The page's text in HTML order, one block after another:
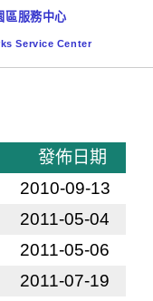
區服務中心
Service Center
發佈日期
2010-09-13
2011-05-04
2011-05-06
2011-07-19